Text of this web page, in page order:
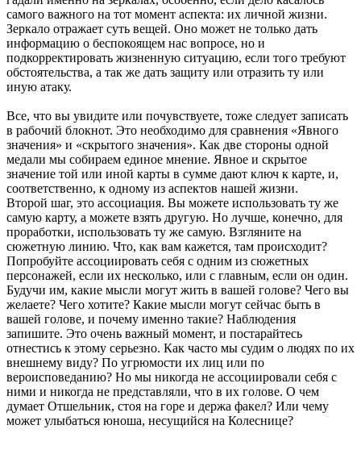
самого важного на тот момент аспекта: их личной жизни.
Зеркало отражает суть вещей. Оно может не только дать
информацию о беспокоящем нас вопросе, но и
подкорректировать жизненную ситуацию, если того требуют
обстоятельства, а так же дать защиту или отразить ту или
иную атаку.
Все, что вы увидите или почувствуете, тоже следует записать
в рабочий блокнот. Это необходимо для сравнения «Явного
значения» и «скрытого значения». Как две стороны одной
медали мы собираем единое мнение. Явное и скрытое
значение той или иной карты в сумме дают ключ к карте, и,
соответственно, к одному из аспектов нашей жизни.
Второй шаг, это ассоциация. Вы можете использовать ту же
самую карту, а можете взять другую. Но лучше, конечно, для
проработки, использовать ту же самую. Взгляните на
сюжетную линию. Что, как вам кажется, там происходит?
Попробуйте ассоциировать себя с одним из сюжетных
персонажей, если их несколько, или с главным, если он один.
Будучи им, какие мысли могут жить в вашей голове? Чего вы
желаете? Чего хотите? Какие мысли могут сейчас быть в
вашей голове, и почему именно такие? Наблюдения
запишите. Это очень важный момент, и постарайтесь
отнестись к этому серьезно. Как часто мы судим о людях по их
внешнему виду? По угрюмости их лиц или по
вероисповеданию? Но мы никогда не ассоциировали себя с
ними и никогда не представляли, что в их голове. О чем
думает Отшельник, стоя на горе и держа факел? Или чему
может улыбаться юноша, несущийся на Колеснице?